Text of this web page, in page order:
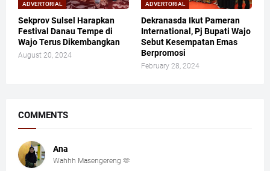
ADVERTORIAL
Sekprov Sulsel Harapkan
Festival Danau Tempe di
Wajo Terus Dikembangkan
August 20, 2024
ADVERTORIAL
Dekranasda Ikut Pameran
International, Pj Bupati Wajo
Sebut Kesempatan Emas
Berpromosi
February 28, 2024
COMMENTS
Ana
Wahhh Masengereng 🫶